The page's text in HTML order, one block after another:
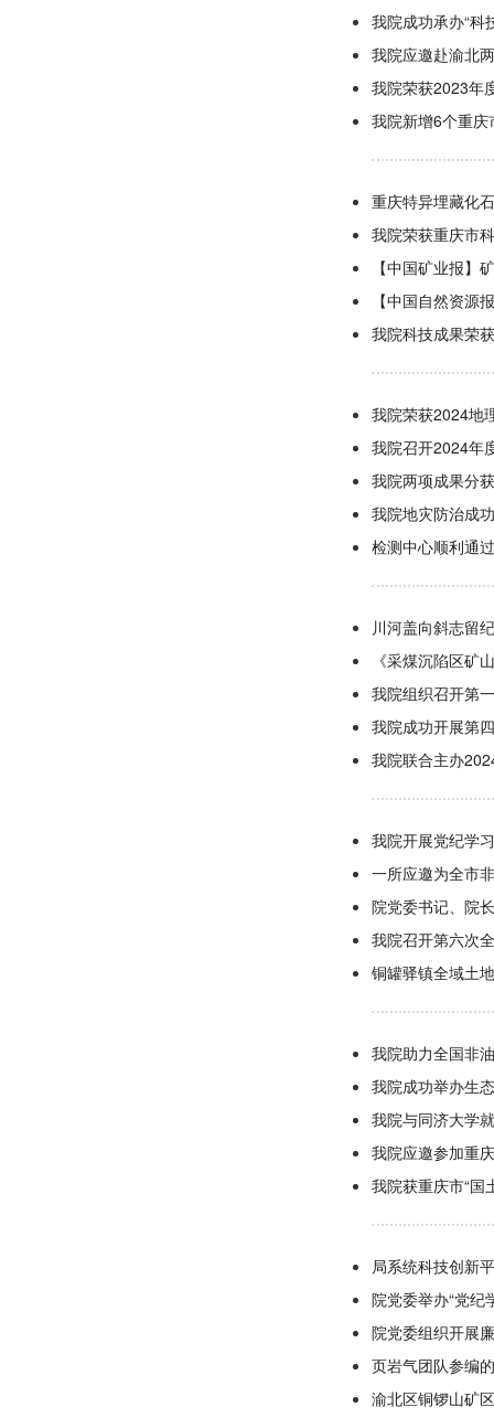
我院成功承办“科
我院应邀赴渝北
我院荣获2023年
我院新增6个重
重庆特异埋藏化
我院荣获重庆市
【中国矿业报】
【中国自然资源
我院科技成果荣
我院荣获2024地
我院召开2024年
我院两项成果分
我院地灾防治成
检测中心顺利通
川河盖向斜志留
《采煤沉陷区矿
我院组织召开第
我院成功开展第
我院联合主办
我院开展党纪学
一所应邀为全市
院党委书记、院
我院召开第六次
铜罐驿镇全域土
我院助力全国非
我院成功举办生
我院与同济大学
我院应邀参加重
我院获重庆市“国
局系统科技创新
院党委举办“党纪
院党委组织开展
页岩气团队参编
渝北区铜锣山矿